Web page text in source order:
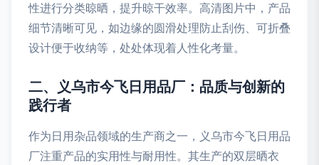
性进行分类晾晒，提升晾干效率。高清图片中，产品
细节清晰可见，如边缘的圆滑处理防止刮伤、可折叠
设计便于收纳等，处处体现着人性化考量。
二、义乌市今飞日用品厂：品质与创新的
践行者
作为日用杂品领域的生产商之一，义乌市今飞日用品
厂注重产品的实用性与耐用性。其生产的双层晒衣